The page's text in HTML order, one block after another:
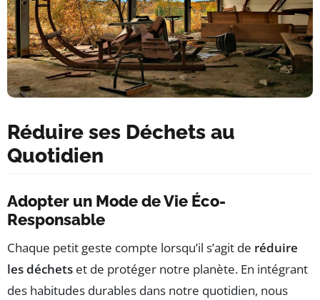
Réduire ses Déchets au
Quotidien
Adopter un Mode de Vie Éco-
Responsable
Chaque petit geste compte lorsqu’il s’agit de réduire
les déchets et de protéger notre planète. En intégrant
des habitudes durables dans notre quotidien, nous